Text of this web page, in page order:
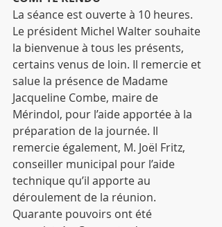
La séance est ouverte à 10 heures.
Le président Michel Walter souhaite
la bienvenue à tous les présents,
certains venus de loin. Il remercie et
salue la présence de Madame
Jacqueline Combe, maire de
Mérindol, pour l’aide apportée à la
préparation de la journée. Il
remercie également, M. Joël Fritz,
conseiller municipal pour l’aide
technique qu’il apporte au
déroulement de la réunion.
Quarante pouvoirs ont été